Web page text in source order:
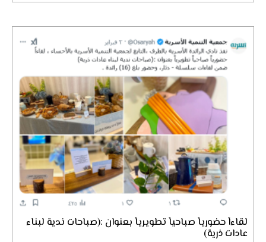
لقاءاً حضورياً صباحياً تطويرياً بعنوان :(صباحات ندية لبناء
عادات ذرية)